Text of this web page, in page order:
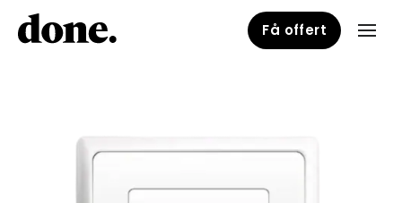
Få offert